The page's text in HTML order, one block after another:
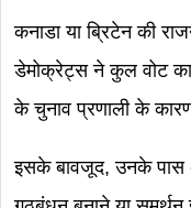
कनाडा या ब्रिटेन की
डेमोक्रेट्स ने कुल वोट
के चुनाव प्रणाली के
इसके बावजूद, उनके पास